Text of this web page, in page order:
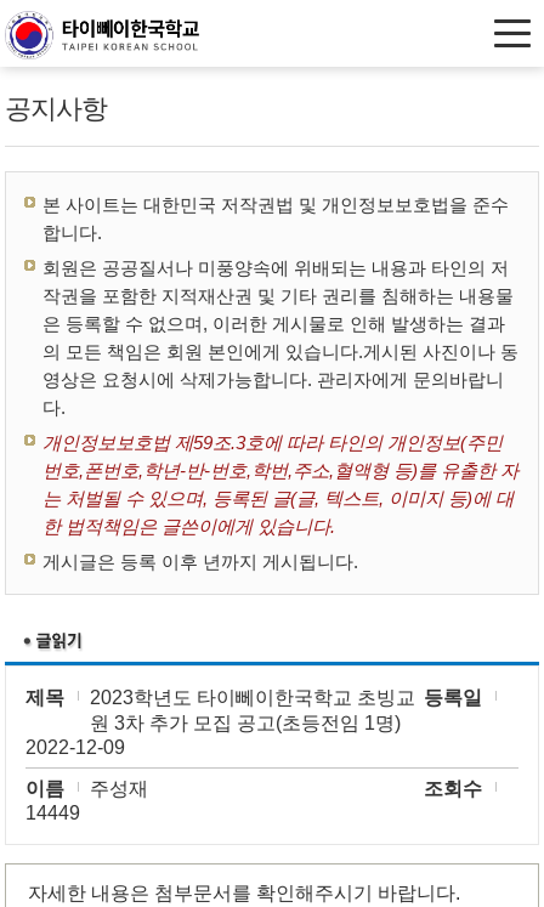
공지사항
본 사이트는 대한민국 저작권법 및 개인정보보호법을 준수
합니다.
회원은 공공질서나 미풍양속에 위배되는 내용과 타인의 저
작권을 포함한 지적재산권 및 기타 권리를 침해하는 내용물
은 등록할 수 없으며, 이러한 게시물로 인해 발생하는 결과
의 모든 책임은 회원 본인에게 있습니다.게시된 사진이나 동
영상은 요청시에 삭제가능합니다. 관리자에게 문의바랍니
다.
개인정보보호법 제59조.3호에 따라 타인의 개인정보(주민
번호,폰번호,학년-반-번호,학번,주소,혈액형 등)를 유출한 자
는 처벌될 수 있으며, 등록된 글(글, 텍스트, 이미지 등)에 대
한 법적책임은 글쓴이에게 있습니다.
게시글은 등록 이후 년까지 게시됩니다.
제목
2023학년도 타이뻬이한국학교 초빙교
원 3차 추가 모집 공고(초등전임 1명)
등록일
2022-12-09
이름
주성재
조회수
14449
자세한 내용은 첨부문서를 확인해주시기 바랍니다.